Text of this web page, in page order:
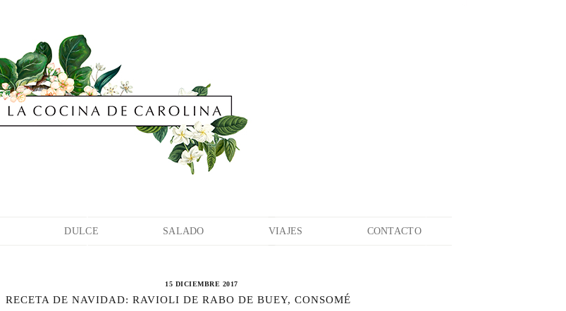
DULCE SALADO VIAJES CONTACTO
15 DICIEMBRE 2017
RECETA DE NAVIDAD: RAVIOLI DE RABO DE BUEY, CONSOMÉ